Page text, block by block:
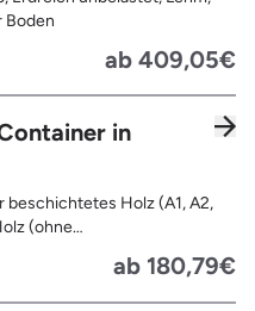
Boden
ab 409,05€
in
beschichtetes Holz (A1, A2,
(ohne
wie Anstrich, Lasur,
Anhaftungen wie Nägel,
, Möbel und Türen,
ab 180,79€